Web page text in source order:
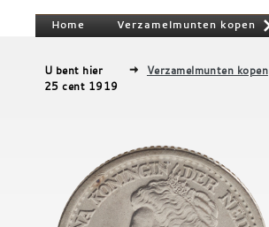
Home Verzamelmunten kopen
U bent hier Verzamelmunten kopen
25 cent 1919